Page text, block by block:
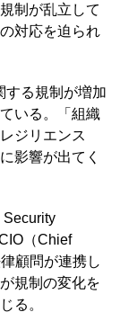
制が乱立して
対応を迫られ
る規制が増加
いる。「組織
ジリエンス
影響が出てく
（Chief
顧問が連携し
規制の変化を
る。